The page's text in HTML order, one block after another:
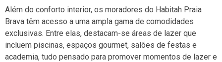
Além do conforto interior, os moradores do Habitah Praia
Brava têm acesso a uma ampla gama de comodidades
exclusivas. Entre elas, destacam-se áreas de lazer que
incluem piscinas, espaços gourmet, salões de festas e
academia, tudo pensado para promover momentos de lazer e